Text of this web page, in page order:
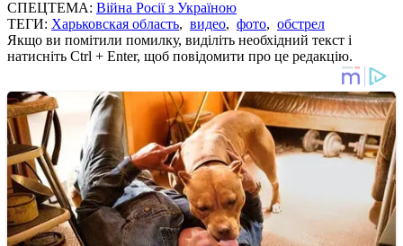
СПЕЦТЕМА: Війна Росії з Україною
ТЕГИ: Харьковская область, видео, фото, обстрел
Якщо ви помітили помилку, виділіть необхідний текст і
натисніть Ctrl + Enter, щоб повідомити про це редакцію.